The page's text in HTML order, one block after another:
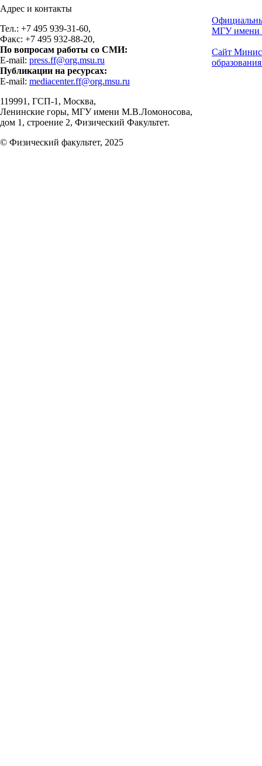
Адрес и контакты
Тел.: +7 495 939-31-60,
Факс: +7 495 932-88-20,
По вопросам работы со СМИ:
E-mail: press.ff@org.msu.ru
Публикации на ресурсах:
E-mail: mediacenter.ff@org.msu.ru
119991, ГСП-1, Москва,
Ленинские горы, МГУ имени М.В.Ломоносова,
дом 1, строение 2, Физический Факультет.
© Физический факультет, 2025
МГУ имени
Сайт